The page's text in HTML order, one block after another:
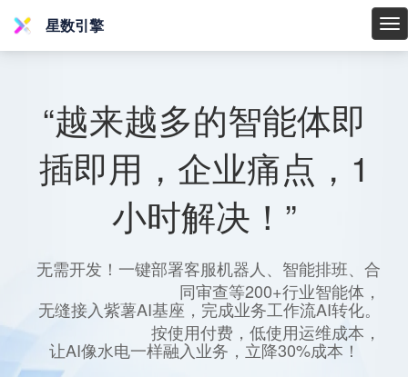
星
星数引擎
“越来越多的智能体即
插即用，企业痛点，1
小时解决！”
无需开发！一键部署客服机器人、智能排班、合
同审查等200+行业智能体，
无缝接入紫薯AI基座，完成业务工作流AI转化。
按使用付费，低使用运维成本，
让AI像水电一样融入业务，立降30%成本！